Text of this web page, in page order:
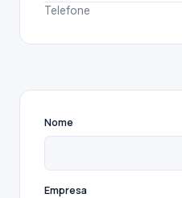
Telefone
Nome
Empresa